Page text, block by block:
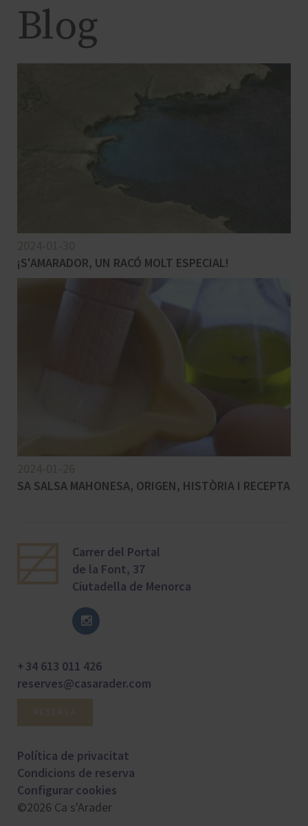
Blog
¡S'AMARADOR, UN RACÓ MOLT ESPECIAL!
SA SALSA MAHONESA, ORIGEN, HISTÒRIA I RECEPTA
Carrer del Portal
de la Font, 37
Ciutadella de Menorca
+ 34 613 011 426
reserves@casarader.com
Política de privacitat
Condicions de reserva
Configurar cookies
©2026 Ca s'Arader